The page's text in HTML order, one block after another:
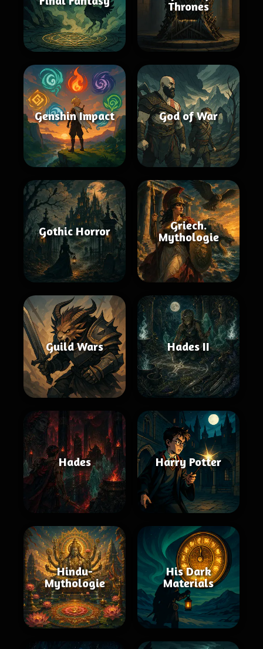
Thrones
Genshin Impact God of War
Gothic Horror
Griech.
Mythologie
Guild Wars Hades II
Hades Harry Potter
Hindu-
Mythologie
His Dark
Materials